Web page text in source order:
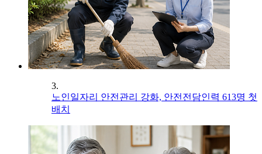
3.
노인일자리 안전관리 강화, 안전전담인력 613명 첫
배치